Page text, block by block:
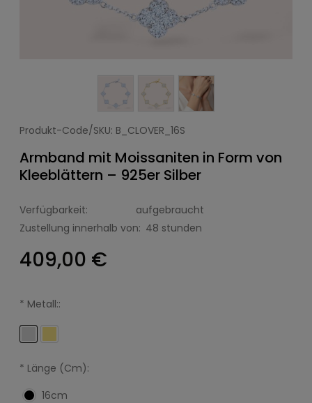
Produkt-Code/SKU: B_CLOVER_16S
Armband mit Moissaniten in Form von
Kleeblättern – 925er Silber
Verfügbarkeit:
aufgebraucht
Zustellung innerhalb von: 48 stunden
409,00 €
* Metall::
* Länge (Cm):
16cm